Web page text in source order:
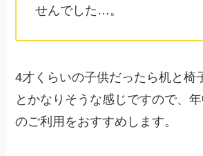
せんでした…。
4才くらいの子供だったら机と椅
とかなりそうな感じですので、
のご利用をおすすめします。